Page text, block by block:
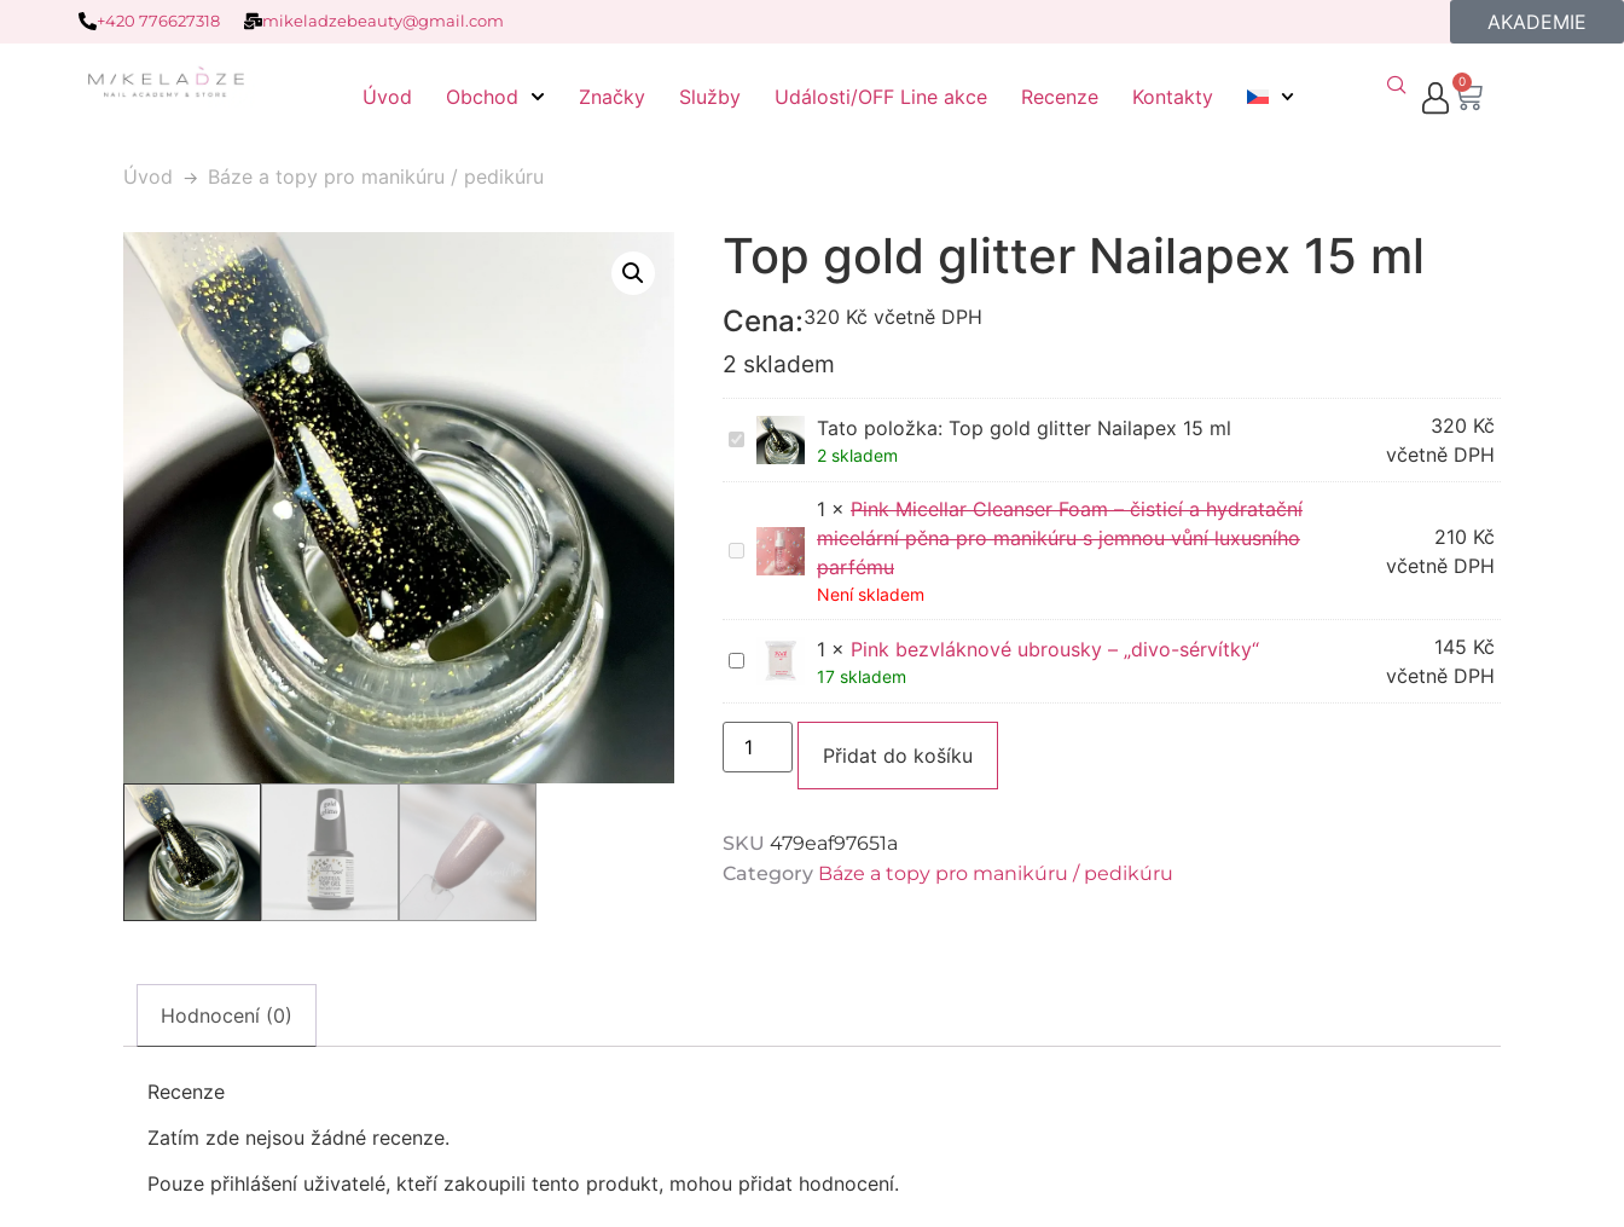
+420 776627318 mikeladzebeauty@gmail.com AKADEMIE
Úvod Obchod Značky Služby Události/OFF Line akce Recenze Kontakty
0
Úvod Báze a topy pro manikúru / pedikúru
Top gold glitter Nailapex 15 ml
Cena:320 Kč včetně DPH
2 skladem
Top
gold
Tato položka: Top gold glitter Nailapex 15 ml
2 skladem
320 Kč
včetně DPH
Pink
Micellar
–
čisticí
a
hydratační
micelární
pěna
pro
manikúru
s
luxusního
parfému
1 × Pink Micellar Cleanser Foam – čisticí a hydratační
micelární pěna pro manikúru s jemnou vůní luxusního
parfému
Není skladem
210 Kč
včetně DPH
Pink
bezvláknové
„divo-
sérvítky“
1 × Pink bezvláknové ubrousky – „divo-sérvítky“
17 skladem
145 Kč
včetně DPH
Přidat do košíku
SKU 479eaf97651a
Category Báze a topy pro manikúru / pedikúru
Hodnocení (0)
Recenze
Zatím zde nejsou žádné recenze.
Pouze přihlášení uživatelé, kteří zakoupili tento produkt, mohou přidat hodnocení.